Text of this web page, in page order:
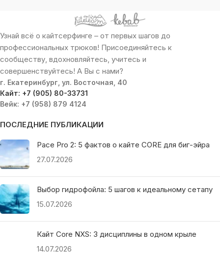
Узнай всё о кайтсерфинге – от первых шагов до
профессиональных трюков! Присоединяйтесь к
сообществу, вдохновляйтесь, учитесь и
совершенствуйтесь! А Вы с нами?
г. Екатеринбург, ул. Восточная, 40
Кайт: +7 (905) 80-33731
Вейк: +7 (958) 879 4124
ПОСЛЕДНИЕ ПУБЛИКАЦИИ
Pace Pro 2: 5 фактов о кайте CORE для биг-эйра
27.07.2026
Выбор гидрофойла: 5 шагов к идеальному сетапу
15.07.2026
Кайт Core NXS: 3 дисциплины в одном крыле
14.07.2026